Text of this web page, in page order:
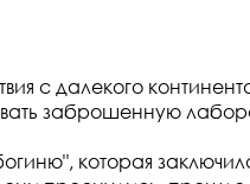
с далекого
заброшенную
которая